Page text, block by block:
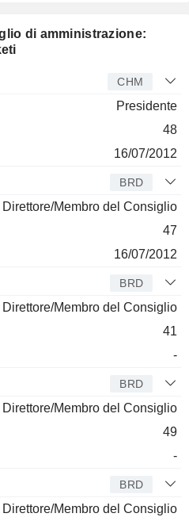
di amministrazione:
CHM
Presidente
48
16/07/2012
BRD
Direttore/Membro del Consiglio
47
16/07/2012
BRD
Direttore/Membro del Consiglio
41
-
BRD
Direttore/Membro del Consiglio
49
-
BRD
Direttore/Membro del Consiglio